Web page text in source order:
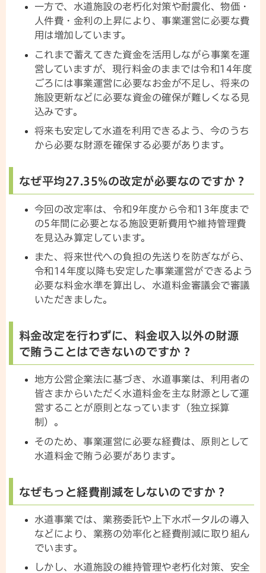
一方で、水道施設の老朽化対策や耐震化、物価・
人件費・金利の上昇により、事業運営に必要な費
用は増加しています。
これまで蓄えてきた資金を活用しながら事業を運
営していますが、現行料金のままでは令和14年度
ごろには事業運営に必要なお金が不足し、将来の
施設更新などに必要な資金の確保が難しくなる見
込みです。
将来も安定して水道を利用できるよう、今のうち
から必要な財源を確保する必要があります。
なぜ平均27.35%の改定が必要なのですか？
今回の改定率は、令和9年度から令和13年度まで
の5年間に必要となる施設更新費用や維持管理費
を見込み算定しています。
また、将来世代への負担の先送りを防ぎながら、
令和14年度以降も安定した事業運営ができるよう
必要な料金水準を算出し、水道料金審議会で審議
いただきました。
料金改定を行わずに、料金収入以外の財源
で賄うことはできないのですか？
地方公営企業法に基づき、水道事業は、利用者の
皆さまからいただく水道料金を主な財源として運
営することが原則となっています（独立採算
制）。
そのため、事業運営に必要な経費は、原則として
水道料金で賄う必要があります。
なぜもっと経費削減をしないのですか？
水道事業では、業務委託や上下水ポータルの導入
などにより、業務の効率化と経費削減に取り組ん
でいます。
しかし、水道施設の維持管理や老朽化対策、安全